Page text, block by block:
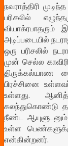
நவராத்திரி
பரிசலில்
அடிப்படையில்
ஒரு பரிசலில்
முன் செல்ல
திருக்கல்யாண
பிரச்சினை
உள்ளது. ஆனித்
கலந்துகொண்டு
நீண்ட
உள்ள
என்கின்றனர்.